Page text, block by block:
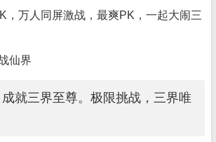
，万人同屏激战，最爽PK，一起大闹三
仙界
就三界至尊。极限挑战，三界唯